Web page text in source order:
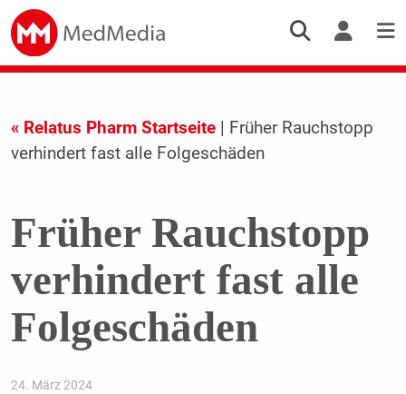
« Relatus Pharm Startseite| Früher Rauchstopp
verhindert fast alle Folgeschäden
Früher Rauchstopp
verhindert fast alle
Folgeschäden
24. März 2024